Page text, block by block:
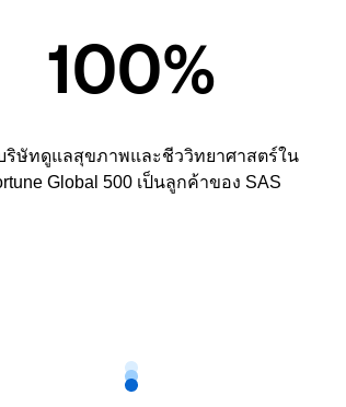
100%
ริษัทดูแลสุขภาพและชีววิทยาศาสตร์ใน
Global 500 เป็นลูกค้าของ SAS